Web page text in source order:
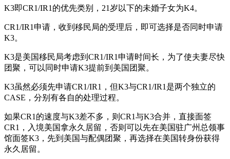
K3即CR1/IR1的优先类别，21岁以下的未婚子女为K4。
CR1/IR1申请，收到移民局的受理后，即可选择是否同时申请
K3。
K3是美国移民局考虑到CR1/IR1申请时间长，为了使夫妻尽快
团聚，可以同时申请K3提前到美国团聚。
K3虽然必须先申请CR1/IR1，但K3与CR1/IR1是两个独立的
CASE，分别有各自的处理过程。
如果CR1的速度与K3差不多，则CR1与K3合并，直接面签
CR1，入境美国拿永久居留，否则可以先在美国驻广州总领事
馆面签K3，先到美国与配偶团聚，再选择在美国转身份获得
永久居留。